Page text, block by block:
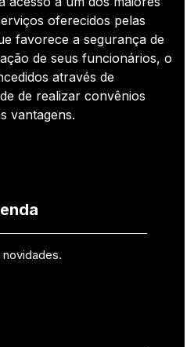
oferecidos pelas
favorece a segurança de
de seus funcionários, o
através de
de realizar convênios
vantagens.